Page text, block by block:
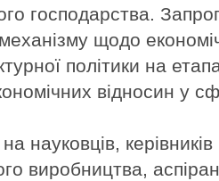
господарства.
щодо
політики на
відносин у
науковців, керівників
виробництва,